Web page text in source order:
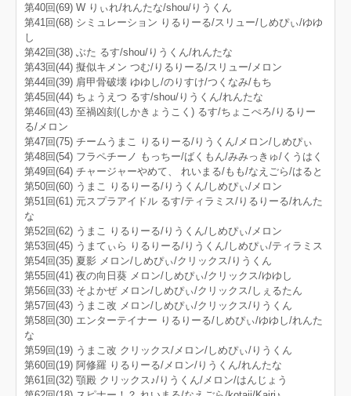
第40回(69) W りぃれ/れんたな/shou/りうくん
第41回(68) シミュレーション りるりーる/スリュー/しめぴぃ/ゆゆ
し
第42回(38) ぶた るす/shou/りうくん/れんたな
第43回(44) 擬似キメン つむ/りるりーる/スリュー/メロン
第44回(39) 肩甲骨破壊 ゆゆし/のりすけ/つくなみ/もち
第45回(44) ちょうえつ るす/shou/りうくん/れんたな
第46回(43) 至禍凶刻(しかきょうこく) るす/ちょこぺろ/りるりー
る/メロン
第47回(75) チームうまこ りるりーる/りうくん/メロン/しめぴぃ
第48回(54) フラペチーノ もっちー/ばくもん/みみっきゅ/くうはく
第49回(64) チャージャーやめて、 れいまる/もも/なえごら/はると
第50回(60) うまこ りるりーる/りうくん/しめぴぃ/メロン
第51回(61) 元スプラアイドル るす/ティラミス/りるりーる/れんた
な
第52回(62) うまこ りるりーる/りうくん/しめぴぃ/メロン
第53回(45) うまてぃら りるりーる/りうくん/しめぴぃ/ティラミス
第54回(35) 夏影 メロン/しめぴぃ/クリックス/りうくん
第55回(41) 夜の向日葵 メロン/しめぴぃ/クリックス/ゆゆし
第56回(33) そよかぜ メロン/しめぴぃ/クリックス/しぇるたん
第57回(43) うまこ改 メロン/しめぴぃ/クリックス/りうくん
第58回(30) エンターテイナー りるりーる/しめぴぃ/ゆゆし/れんた
な
第59回(19) うまこ改 クリックス/メロン/しめぴぃ/りうくん
第60回(19) 阿修羅 りるりーる/メロン/りうくん/れんたな
第61回(32) 顎殿 クリックス♪/りうくん/メロン/はんじょう